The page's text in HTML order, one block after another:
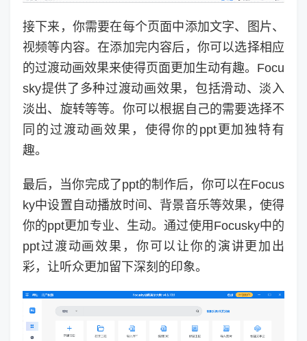
接下来，你需要在每个页面中添加文字、图片、
视频等内容。在添加完内容后，你可以选择相应
的过渡动画效果来使得页面更加生动有趣。Focu
sky提供了多种过渡动画效果，包括滑动、淡入
淡出、旋转等等。你可以根据自己的需要选择不
同的过渡动画效果，使得你的ppt更加独特有
趣。
最后，当你完成了ppt的制作后，你可以在Focus
ky中设置自动播放时间、背景音乐等效果，使得
你的ppt更加专业、生动。通过使用Focusky中的
ppt过渡动画效果，你可以让你的演讲更加出
彩，让听众更加留下深刻的印象。